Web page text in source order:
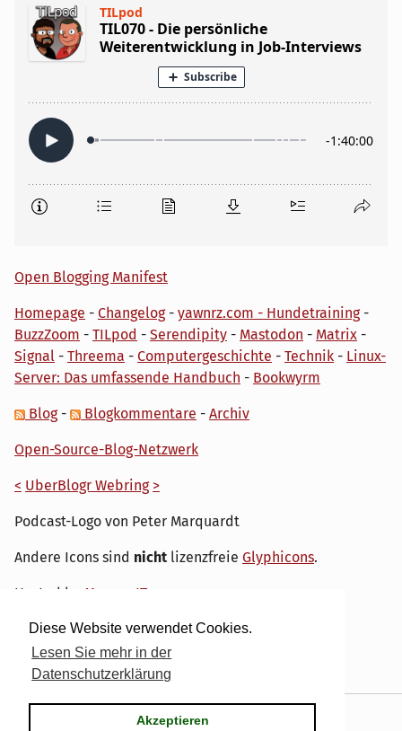
Diese Website verwendet Cookies.
Lesen Sie mehr in der
Datenschutzerklärung
Akzeptieren
Open Blogging Manifest
Homepage - Changelog- yawnrz.com - Hundetraining-
BuzzZoom - TILpod - Serendipity - Mastodon - Matrix -
Signal - Threema - Computergeschichte - Technik - Linux-
Server: Das umfassende Handbuch - Bookwyrm
Blog- Blogkommentare - Archiv
Open-Source-Blog-Netzwerk
< UberBlogr Webring >
Podcast-Logo von Peter Marquardt
Andere Icons sind nicht lizenzfreie Glyphicons.
Hosted by My own IT.
Serendipity& the dirk